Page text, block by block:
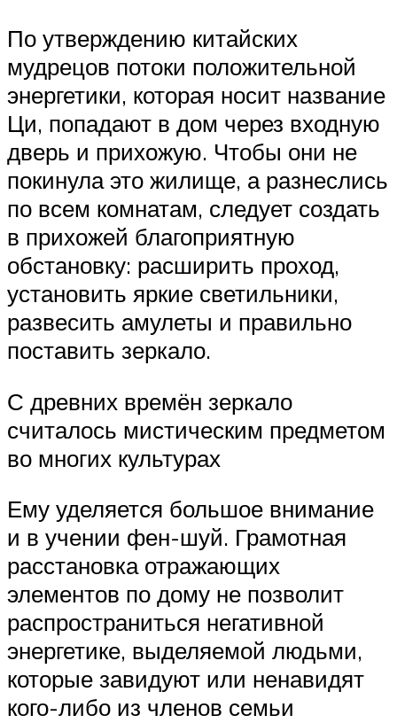
По утверждению китайских
мудрецов потоки положительной
энергетики, которая носит название
Ци, попадают в дом через входную
дверь и прихожую. Чтобы они не
покинула это жилище, а разнеслись
по всем комнатам, следует создать
в прихожей благоприятную
обстановку: расширить проход,
установить яркие светильники,
развесить амулеты и правильно
поставить зеркало.
С древних времён зеркало
считалось мистическим предметом
во многих культурах
Ему уделяется большое внимание
и в учении фен-шуй. Грамотная
расстановка отражающих
элементов по дому не позволит
распространиться негативной
энергетике, выделяемой людьми,
которые завидуют или ненавидят
кого-либо из членов семьи